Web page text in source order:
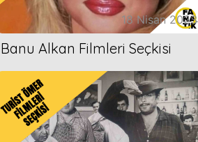
18 Nisan 2023
Banu Alkan Filmleri Seçkisi